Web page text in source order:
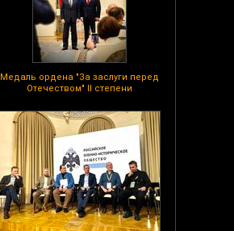
Медаль ордена "За заслуги перед
Отечеством" II степени